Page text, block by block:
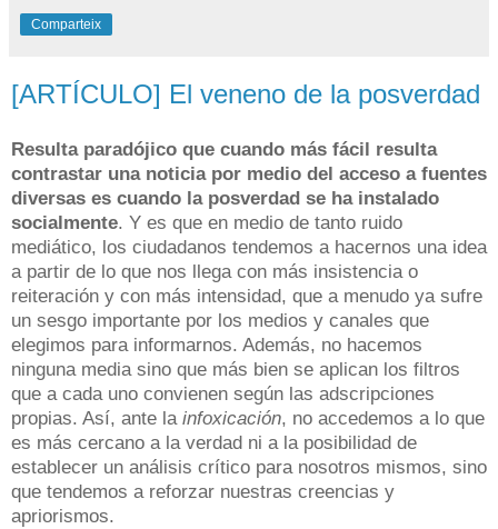
Comparteix
[ARTÍCULO] El veneno de la posverdad
Resulta paradójico que cuando más fácil resulta
contrastar una noticia por medio del acceso a fuentes
diversas es cuando la posverdad se ha instalado
socialmente. Y es que en medio de tanto ruido
mediático, los ciudadanos tendemos a hacernos una idea
a partir de lo que nos llega con más insistencia o
reiteración y con más intensidad, que a menudo ya sufre
un sesgo importante por los medios y canales que
elegimos para informarnos. Además, no hacemos
ninguna media sino que más bien se aplican los filtros
que a cada uno convienen según las adscripciones
propias. Así, ante la infoxicación, no accedemos a lo que
es más cercano a la verdad ni a la posibilidad de
establecer un análisis crítico para nosotros mismos, sino
que tendemos a reforzar nuestras creencias y
apriorismos.